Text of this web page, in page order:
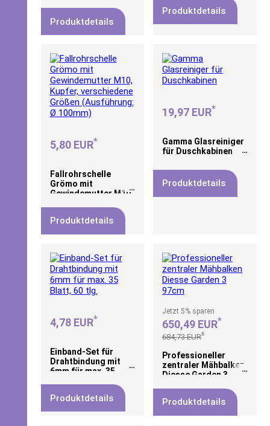
Produktdetails
Produktdetails
5,80 EUR*
Fallrohrschelle
Grömo mit
Gewindemutter M10,
Größen (Ausführung:
Ø 100mm)
Produktdetails
19,97 EUR*
Gamma Glasreiniger
für Duschkabinen
Produktdetails
4,78 EUR*
Einband-Set für
Drahtbindung mit
6mm für max. 35
Produktdetails
Jetzt 5% sparen
650,49 EUR*
684,73 EUR*
Professioneller
zentraler Mähbalken
Diesse Garden 3
Produktdetails